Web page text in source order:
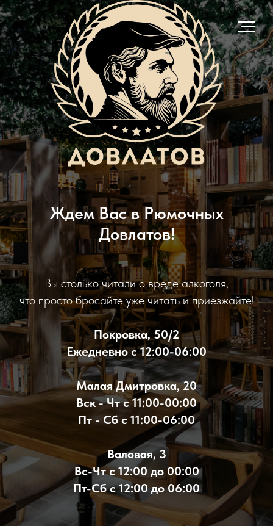
Ждем Вас в Рюмочных
Довлатов!
Вы столько читали о вреде алкоголя,
что просто бросайте уже читать и приезжайте!
Покровка, 50/2
Ежедневно с 12:00-06:00
Малая Дмитровка, 20
Вск - Чт с 11:00-00:00
Пт - Сб с 11:00-06:00
Валовая, 3
Вс-Чт с 12:00 до 00:00
Пт-Сб с 12:00 до 06:00